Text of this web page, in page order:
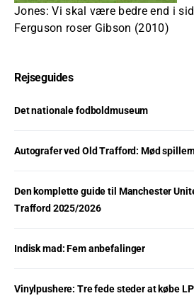
Jones: Vi skal være bedre end i
Ferguson roser Gibson (2010)
Rejseguides
Det nationale fodboldmuseum
Autografer ved Old Trafford: Mød
Den komplette guide til Manchester
Trafford 2025/2026
Indisk mad: Fem anbefalinger
Vinylpushere: Tre fede steder at købe